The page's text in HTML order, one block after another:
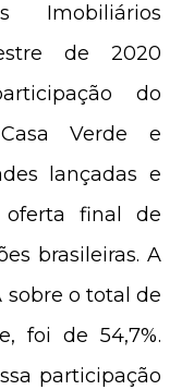
Imobiliários
de 2020
do
Verde e
lançadas e
final de
brasileiras. A
sobre o total de
foi de 54,7%.
participação